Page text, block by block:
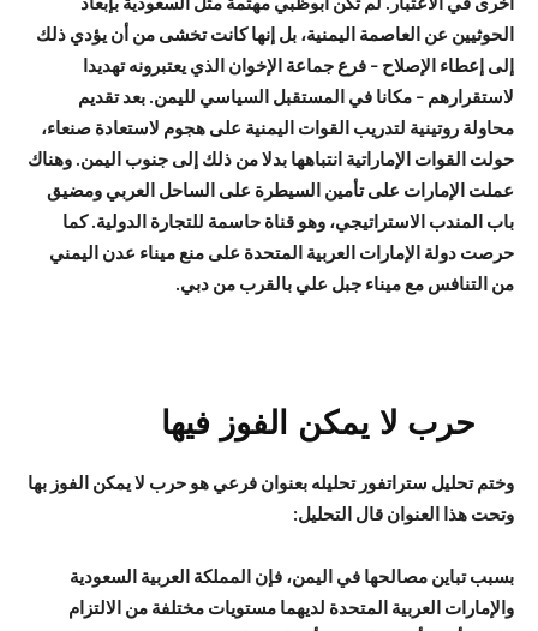
أخرى في الاعتبار. لم تكن أبوظبي مهتمة مثل السعودية بإبعاد
الحوثيين عن العاصمة اليمنية، بل إنها كانت تخشى من أن يؤدي ذلك
إلى إعطاء الإصلاح – فرع جماعة الإخوان الذي يعتبرونه تهديدا
لاستقرارهم – مكانا في المستقبل السياسي لليمن. بعد تقديم
محاولة روتينية لتدريب القوات اليمنية على هجوم لاستعادة صنعاء،
حولت القوات الإماراتية انتباهها بدلا من ذلك إلى جنوب اليمن. وهناك
عملت الإمارات على تأمين السيطرة على الساحل العربي ومضيق
باب المندب الاستراتيجي، وهو قناة حاسمة للتجارة الدولية. كما
حرصت دولة الإمارات العربية المتحدة على منع ميناء عدن اليمني
من التنافس مع ميناء جبل علي بالقرب من دبي.
حرب لا يمكن الفوز فيها
وختم تحليل ستراتفور تحليله بعنوان فرعي هو حرب لا يمكن الفوز بها
وتحت هذا العنوان قال التحليل:
بسبب تباين مصالحها في اليمن، فإن المملكة العربية السعودية
والإمارات العربية المتحدة لديهما مستويات مختلفة من الالتزام